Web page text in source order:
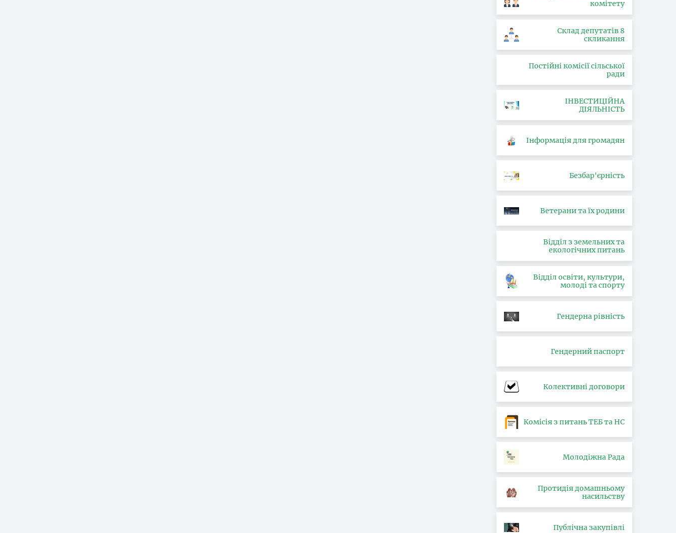
комітету
Склад депутатів 8
скликання
Постійні комісії сільської
ради
ІНВЕСТИЦІЙНА
ДІЯЛЬНІСТЬ
Інформація для громадян
Безбар'єрність
Ветерани та їх родини
Відділ з земельних та
екологічних питань
Відділ освіти, культури,
молоді та спорту
Гендерна рівність
Гендерний паспорт
Колективні договори
Комісія з питань ТЕБ та НС
Молодіжна Рада
Протидія домашньому
насильству
Публічна закупівлі